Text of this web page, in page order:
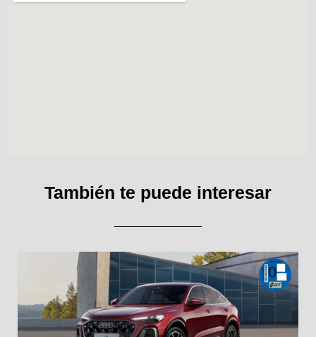
También te puede interesar